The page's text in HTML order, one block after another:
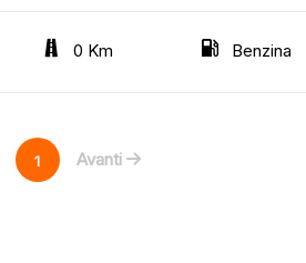
0 Km Benzina
1 Avanti